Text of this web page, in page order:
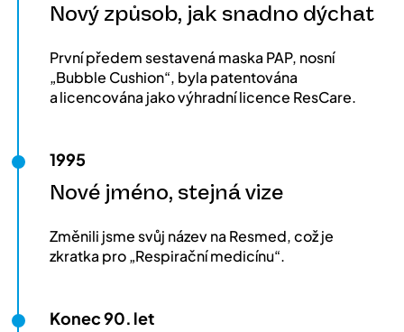
Nový způsob, jak snadno dýchat
První předem sestavená maska PAP, nosní
„Bubble Cushion“, byla patentována
a licencována jako výhradní licence ResCare.
1995
Nové jméno, stejná vize
Změnili jsme svůj název na Resmed, což je
zkratka pro „Respirační medicínu“.
Konec 90. let